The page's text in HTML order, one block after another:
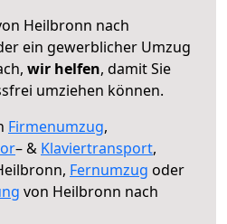
Heilbronn nach
ein gewerblicher Umzug
wir helfen, damit Sie
umziehen können.
Firmenumzug,
– & Klaviertransport,
Fernumzug oder
von Heilbronn nach